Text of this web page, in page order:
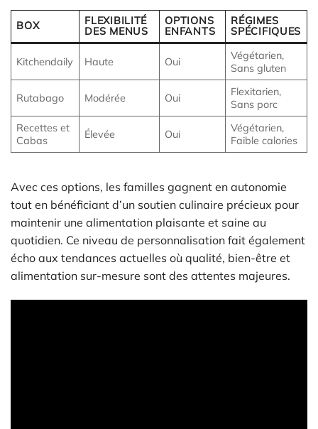
BOX
FLEXIBILITÉ
DES MENUS
OPTIONS
ENFANTS
RÉGIMES
SPÉCIFIQUES
Kitchendaily Haute Oui
Végétarien,
Sans gluten
Rutabago Modérée Oui
Flexitarien,
Sans porc
Recettes et
Cabas
Élevée Oui
Végétarien,
Faible calories
Avec ces options, les familles gagnent en autonomie
tout en bénéficiant d’un soutien culinaire précieux pour
maintenir une alimentation plaisante et saine au
quotidien. Ce niveau de personnalisation fait également
écho aux tendances actuelles où qualité, bien-être et
alimentation sur-mesure sont des attentes majeures.